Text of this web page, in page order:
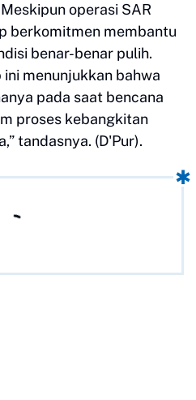
operasi SAR
berkomitmen membantu
benar-benar pulih.
menunjukkan bahwa
pada saat bencana
proses kebangkitan
tandasnya. (D'Pur).